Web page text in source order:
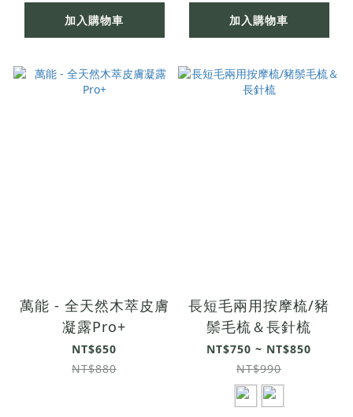
加入購物車 加入購物車
萬能 - 全天然木萃皮膚
凝露Pro+
NT$650
NT$880
長短毛兩用按摩梳/豬
鬃毛梳＆長針梳
NT$750 ~ NT$850
NT$990